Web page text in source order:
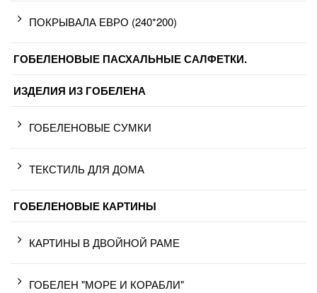
ПОКРЫВАЛА ЕВРО (240*200)
ГОБЕЛЕНОВЫЕ ПАСХАЛЬНЫЕ САЛФЕТКИ.
ИЗДЕЛИЯ ИЗ ГОБЕЛЕНА
ГОБЕЛЕНОВЫЕ СУМКИ
ТЕКСТИЛЬ ДЛЯ ДОМА
ГОБЕЛЕНОВЫЕ КАРТИНЫ
КАРТИНЫ В ДВОЙНОЙ РАМЕ
ГОБЕЛЕН "МОРЕ И КОРАБЛИ"